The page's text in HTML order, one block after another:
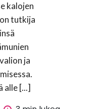
kalojen
tutkija
ja
alle [...]